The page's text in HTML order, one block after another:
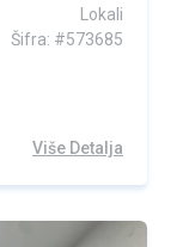
Lokali
Šifra: #573685
Više Detalja